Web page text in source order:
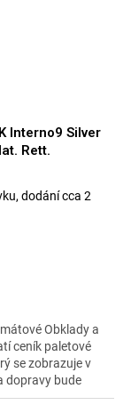
Interno9 Silver
Rett.
dodání cca 2
Obklady a
ceník paletové
se zobrazuje v
dopravy bude
Nelze